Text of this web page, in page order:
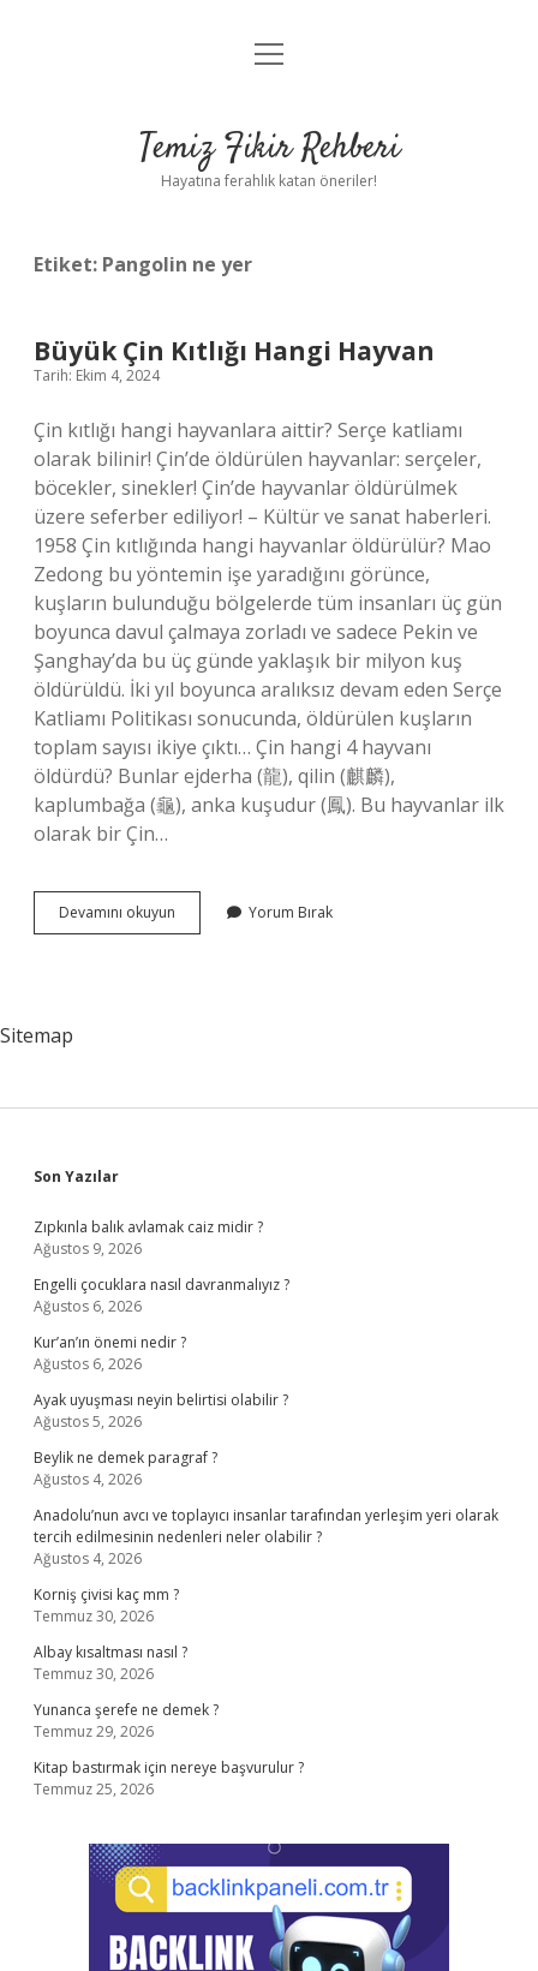
Anasayfa
Yasal Uyarı
menüyü
Temiz Fikir Rehberi
Hayatına ferahlık katan öneriler!
Etiket: Pangolin ne yer
Büyük Çin Kıtlığı Hangi Hayvan
Tarih: Ekim 4, 2024
Çin kıtlığı hangi hayvanlara aittir? Serçe katliamı
olarak bilinir! Çin’de öldürülen hayvanlar: serçeler,
böcekler, sinekler! Çin’de hayvanlar öldürülmek
üzere seferber ediliyor! – Kültür ve sanat haberleri.
1958 Çin kıtlığında hangi hayvanlar öldürülür? Mao
Zedong bu yöntemin işe yaradığını görünce,
kuşların bulunduğu bölgelerde tüm insanları üç gün
boyunca davul çalmaya zorladı ve sadece Pekin ve
Şanghay’da bu üç günde yaklaşık bir milyon kuş
öldürüldü. İki yıl boyunca aralıksız devam eden Serçe
Katliamı Politikası sonucunda, öldürülen kuşların
toplam sayısı ikiye çıktı… Çin hangi 4 hayvanı
öldürdü? Bunlar ejderha (龍), qilin (麒麟),
kaplumbağa (龜), anka kuşudur (鳳). Bu hayvanlar ilk
olarak bir Çin…
Devamını okuyun
Çin
Yorum Bırak
Sitemap
Sidebar
Son Yazılar
Zıpkınla balık avlamak caiz midir ?
Ağustos 9, 2026
Engelli çocuklara nasıl davranmalıyız ?
Ağustos 6, 2026
Kur’an’ın önemi nedir ?
Ağustos 6, 2026
Ayak uyuşması neyin belirtisi olabilir ?
Ağustos 5, 2026
Beylik ne demek paragraf ?
Ağustos 4, 2026
Anadolu’nun avcı ve toplayıcı insanlar tarafından yerleşim yeri olarak
tercih edilmesinin nedenleri neler olabilir ?
Ağustos 4, 2026
Korniş çivisi kaç mm ?
Temmuz 30, 2026
Albay kısaltması nasıl ?
Temmuz 30, 2026
Yunanca şerefe ne demek ?
Temmuz 29, 2026
Kitap bastırmak için nereye başvurulur ?
Temmuz 25, 2026